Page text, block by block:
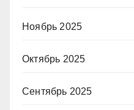
Ноябрь 2025
Октябрь 2025
Сентябрь 2025